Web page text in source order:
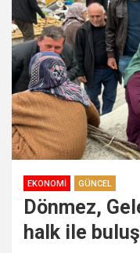
EKONOMI GÜNCEL
Dönmez,
halk ile